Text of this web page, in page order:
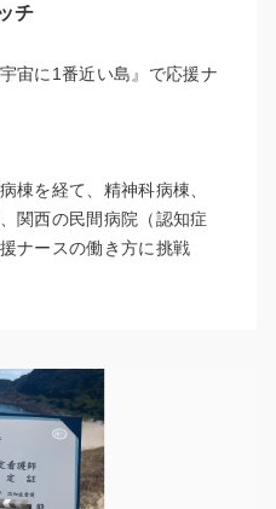
チ
に1番近い島』で応援ナ
棟を経て、精神科病棟、
関西の民間病院（認知症
ナースの働き方に挑戦